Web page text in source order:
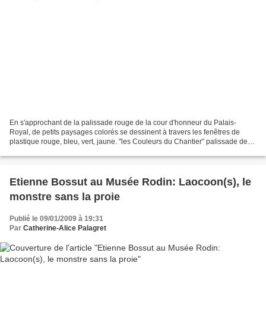
En s'approchant de la palissade rouge de la cour d'honneur du Palais-
Royal, de petits paysages colorés se dessinent à travers les fenêtres de
plastique rouge, bleu, vert, jaune. "les Couleurs du Chantier" palissade de
Etienne Bossut au Musée Rodin: Laocoon(s), le
monstre sans la proie
Publié le 09/01/2009 à 19:31
Par Catherine-Alice Palagret